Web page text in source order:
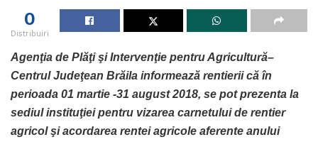
0
Distribuiri
Agenţia de Plăţi şi Intervenţie pentru Agricultură–
Centrul Judeţean Brăila informează rentierii că în
perioada 01 martie -31 august 2018, se pot prezenta la
sediul instituţiei pentru vizarea carnetului de rentier
agricol şi acordarea rentei agricole aferente anului